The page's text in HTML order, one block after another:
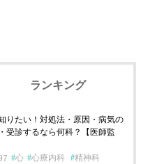
ランキング
りたい！対処法・原因・病気の
受診するなら何科？【医師監
心 心療内科 精神科